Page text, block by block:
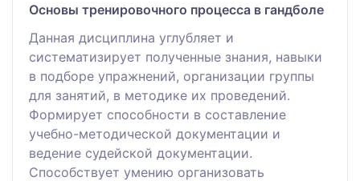
Основы тренировочного процесса в гандболе
Данная дисциплина углубляет и
систематизирует полученные знания, навыки
в подборе упражнений, организации группы
для занятий, в методике их проведений.
Формирует способности в составление
учебно-методической документации и
ведение судейской документации.
Способствует умению организовать